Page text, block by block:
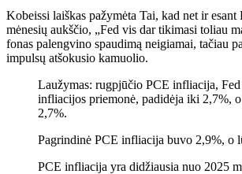
Kobeissi laiškas pažymėta Tai, kad net ir esant
mėnesių aukščio, „Fed vis dar tikimasi toliau
fonas palengvino spaudimą neigiamai, tačiau
impulsų atšokusio kamuolio.
Laužymas: rugpjūčio PCE infliacija, Fed
infliacijos priemonė, padidėja iki 2,7%,
2,7%.
Pagrindinė PCE infliacija buvo 2,9%, o
PCE infliacija yra didžiausia nuo 2025